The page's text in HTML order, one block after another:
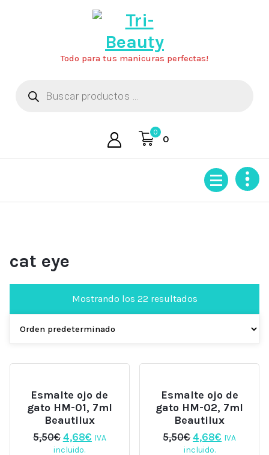
Todo para tus manicuras perfectas!
productos
0
0
cat eye
Mostrando los 22 resultados
Esmalte ojo de
gato HM-01, 7ml
Beautilux
5,50€ El
precio
4,68€ElIVA
incluido.
Esmalte ojo de
gato HM-02, 7ml
Beautilux
5,50€El
precio
4,68€ El
IVA
incluido.